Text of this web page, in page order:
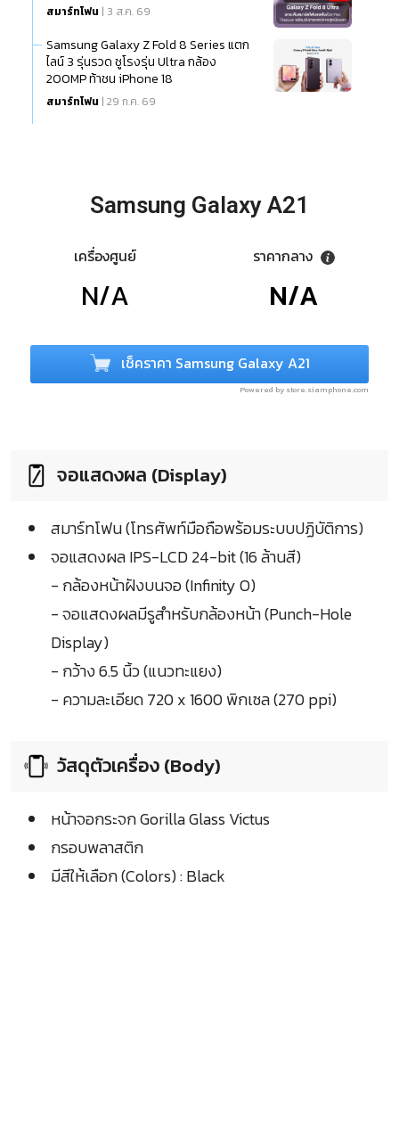
สมาร์ทโฟน | 3 ส.ค. 69
Samsung Galaxy Z Fold 8 Series แตก
ไลน์ 3 รุ่นรวด ชูโรงรุ่น Ultra กล้อง
200MP ท้าชน iPhone 18
สมาร์ทโฟน | 29 ก.ค. 69
Samsung Galaxy A21
เครื่องศูนย์
N/A
ราคากลาง
N/A
เช็คราคา Samsung Galaxy A21
Powered by store.siamphone.com
จอแสดงผล (Display)
สมาร์ทโฟน (โทรศัพท์มือถือพร้อมระบบปฏิบัติการ)
จอแสดงผล IPS-LCD 24-bit (16 ล้านสี)
- กล้องหน้าฝังบนจอ (Infinity O)
- จอแสดงผลมีรูสำหรับกล้องหน้า (Punch-Hole
Display)
- กว้าง 6.5 นิ้ว (แนวทะแยง)
- ความละเอียด 720 x 1600 พิกเซล (270 ppi)
วัสดุตัวเครื่อง (Body)
หน้าจอกระจก Gorilla Glass Victus
กรอบพลาสติก
มีสีให้เลือก (Colors) : Black